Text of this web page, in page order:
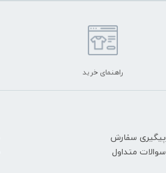
راهنمای خرید
پیگیری سفارش
سوالات متداول